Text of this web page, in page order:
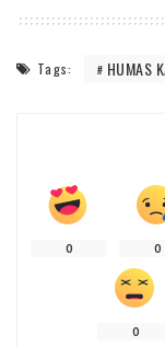
Tags: HUMAS
0 0
0